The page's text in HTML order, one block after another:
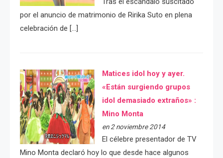
por el anuncio de matrimonio de Ririka Suto en plena
celebración de […]
Matices idol hoy y ayer.
«Están surgiendo grupos
idol demasiado extraños» :
Mino Monta
en 2 noviembre 2014
El célebre presentador de TV
Mino Monta declaró hoy lo que desde hace algunos